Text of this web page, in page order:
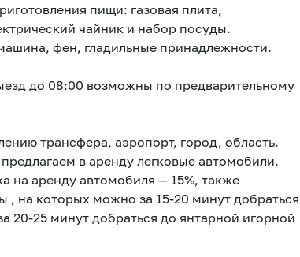
пищи: газовая плита,
чайник и набор посуды.
Раздельный санузел, душ, стиральная машина, фен, гладильные принадлежности.
до 08:00 возможны по предварительному
трансфера, аэропорт, город, область.
в аренду легковые автомобили.
на аренду автомобиля — 15%, также
, на которых можно за 15-20 минут добраться
20-25 минут добраться до янтарной игорной